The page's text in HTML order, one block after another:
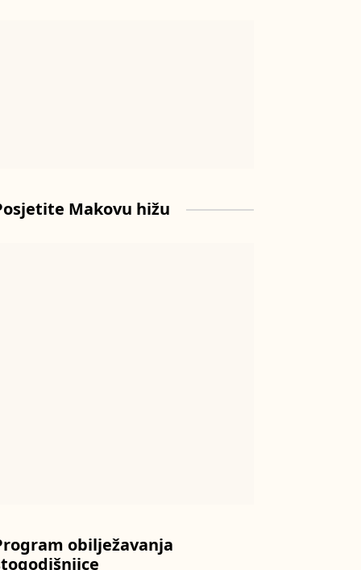
Makovu hižu
obilježavanja